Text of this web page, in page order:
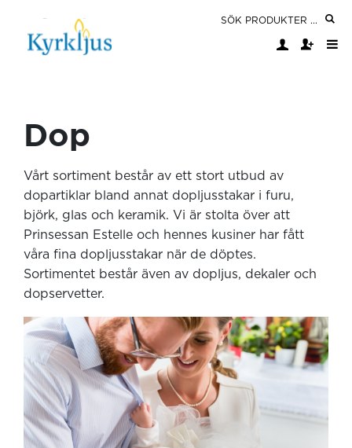
Dop
Vårt sortiment består av ett stort utbud av
dopartiklar bland annat dopljusstakar i furu,
björk, glas och keramik. Vi är stolta över att
Prinsessan Estelle och hennes kusiner har fått
våra fina dopljusstakar när de döptes.
Sortimentet består även av dopljus, dekaler och
dopservetter.